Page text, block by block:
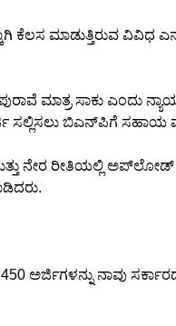
ಕೆಲಸ ಮಾಡುತ್ತಿರುವ
ಮಾತ್ರ ಸಾಕು ಎಂದು
ಸಲ್ಲಿಸಲು ಬಿಎನ್‌ಪಿಗೆ
ರೀತಿಯಲ್ಲಿ ಅಪ್‌ಲೋಡ್
450 ಅರ್ಜಿಗಳನ್ನು